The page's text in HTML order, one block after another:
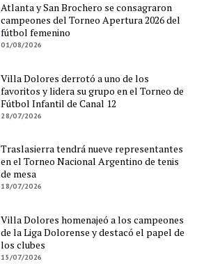
Atlanta y San Brochero se consagraron
campeones del Torneo Apertura 2026 del
fútbol femenino
01/08/2026
Villa Dolores derrotó a uno de los
favoritos y lidera su grupo en el Torneo de
Fútbol Infantil de Canal 12
28/07/2026
Traslasierra tendrá nueve representantes
en el Torneo Nacional Argentino de tenis
de mesa
18/07/2026
Villa Dolores homenajeó a los campeones
de la Liga Dolorense y destacó el papel de
los clubes
15/07/2026